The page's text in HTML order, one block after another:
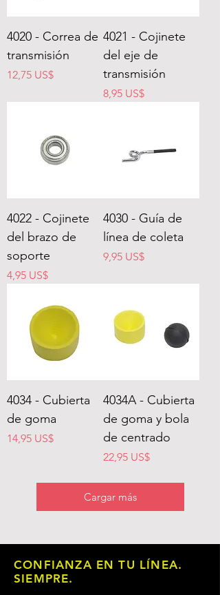
4020 - Correa de
transmisión
Precio
12,75 US$
4021 - Cojinete
del eje de
transmisión
Precio
8,95 US$
4022 - Cojinete
del brazo de
soporte
Precio
4,95 US$
4030 - Guía de
línea de coleta
Precio
9,95 US$
4034 - Cubierta
de goma
Precio
14,95 US$
4034A - Cubierta
de goma y bola
de centrado
Precio
22,95 US$
Cargar más
CONFIANZA EN TU LÍNEA.
SIEMPRE.